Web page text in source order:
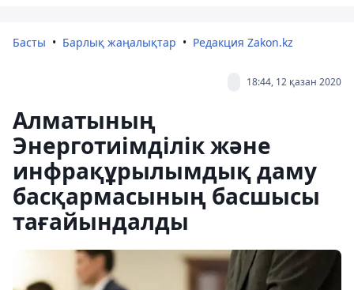
Басты Барлық жаңалықтар Редакция Zakon.kz
18:44, 12 қазан 2020
Алматының
Энерготиімділік және
инфрақұрылымдық даму
басқармасының басшысы
тағайындалды